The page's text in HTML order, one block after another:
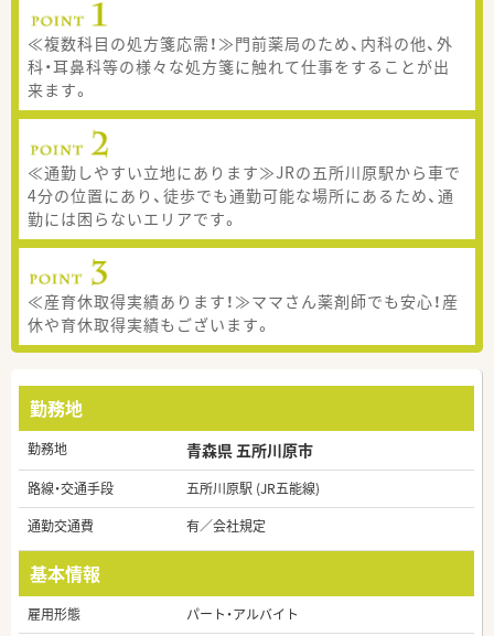
≪複数科目の処方箋応需！≫門前薬局のため、内科の他、外
科・耳鼻科等の様々な処方箋に触れて仕事をすることが出
来ます。
≪通勤しやすい立地にあります≫JRの五所川原駅から車で
4分の位置にあり、徒歩でも通勤可能な場所にあるため、通
勤には困らないエリアです。
≪産育休取得実績あります！≫ママさん薬剤師でも安心！産
休や育休取得実績もございます。
勤務地
勤務地 青森県 五所川原市
路線・交通手段
五所川原駅 (JR五能線)
通勤交通費
有／会社規定
基本情報
雇用形態
パート・アルバイト